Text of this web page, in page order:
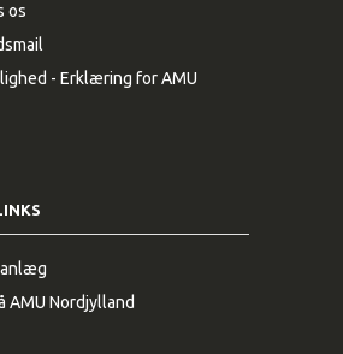
os
- Erklæring for AMU
AMU Nordjylland